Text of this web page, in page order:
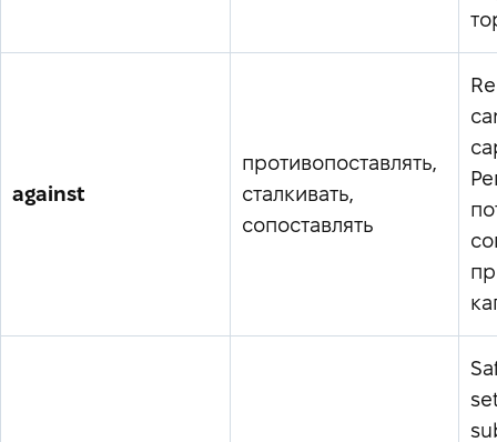
against
противопоставлять,
сталкивать,
сопоставлять